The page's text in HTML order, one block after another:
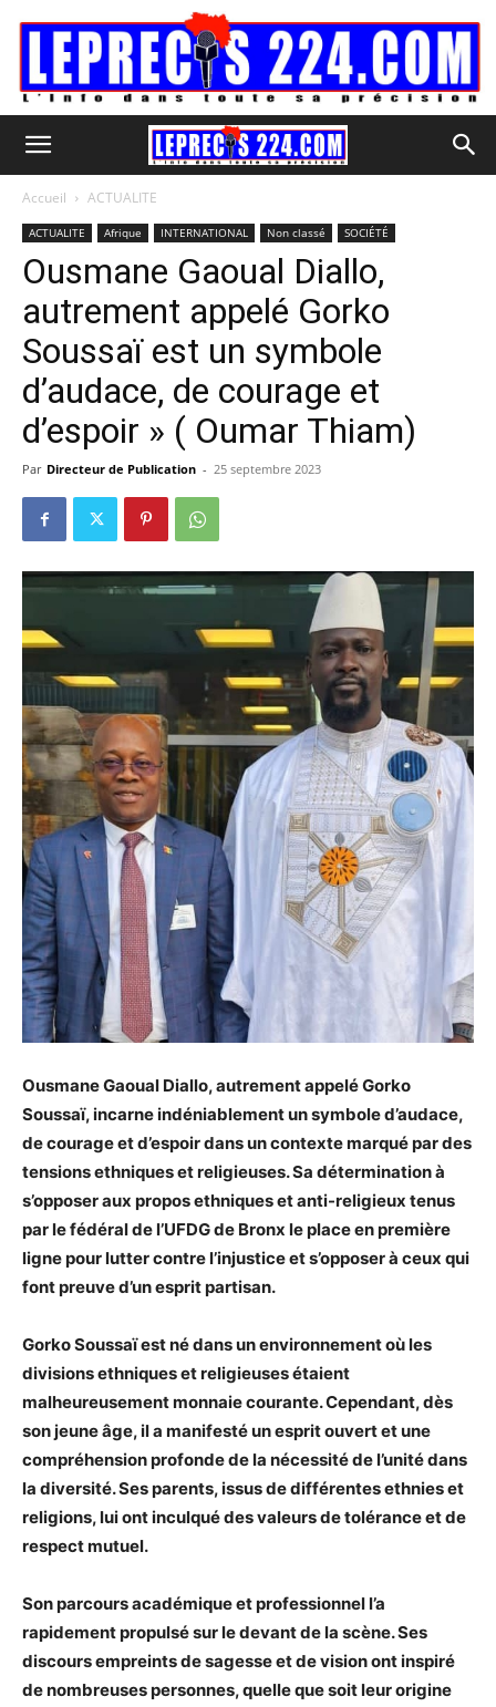
Accueil ACTUALITE
ACTUALITE Afrique INTERNATIONAL Non classé SOCIÉTÉ
Ousmane Gaoual Diallo,
autrement appelé Gorko
Soussaï est un symbole
d’audace, de courage et
d’espoir » ( Oumar Thiam)
Par Directeur de Publication - 25 septembre 2023
Ousmane Gaoual Diallo, autrement appelé Gorko
Soussaï, incarne indéniablement un symbole d’audace,
de courage et d’espoir dans un contexte marqué par des
tensions ethniques et religieuses. Sa détermination à
s’opposer aux propos ethniques et anti-religieux tenus
par le fédéral de l’UFDG de Bronx le place en première
ligne pour lutter contre l’injustice et s’opposer à ceux qui
font preuve d’un esprit partisan.
Gorko Soussaï est né dans un environnement où les
divisions ethniques et religieuses étaient
malheureusement monnaie courante. Cependant, dès
son jeune âge, il a manifesté un esprit ouvert et une
compréhension profonde de la nécessité de l’unité dans
la diversité. Ses parents, issus de différentes ethnies et
religions, lui ont inculqué des valeurs de tolérance et de
respect mutuel.
Son parcours académique et professionnel l’a
rapidement propulsé sur le devant de la scène. Ses
discours empreints de sagesse et de vision ont inspiré
de nombreuses personnes, quelle que soit leur origine